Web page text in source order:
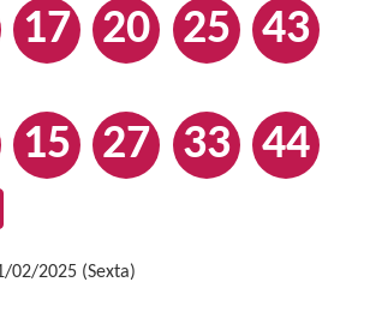
17 20 25 43
15 27 33 44
02/2025 (Sexta)